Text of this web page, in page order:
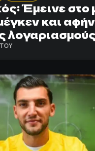
Έμεινε στο
και